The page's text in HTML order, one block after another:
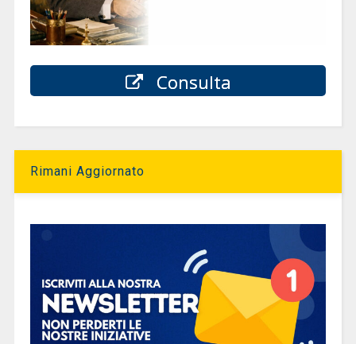
Consulta
Rimani Aggiornato